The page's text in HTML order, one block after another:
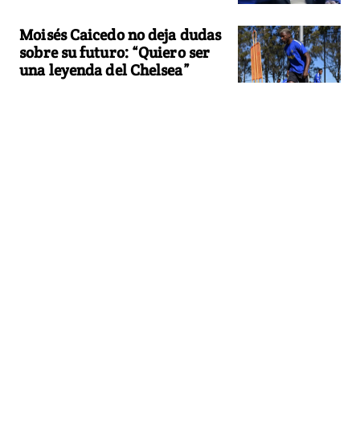
Moisés Caicedo no deja dudas
sobre su futuro: “Quiero ser
una leyenda del Chelsea”